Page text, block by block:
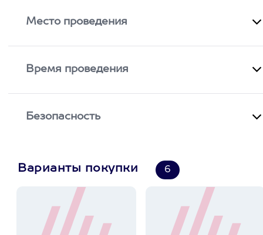
Место проведения
Время проведения
Безопасность
Варианты покупки 6